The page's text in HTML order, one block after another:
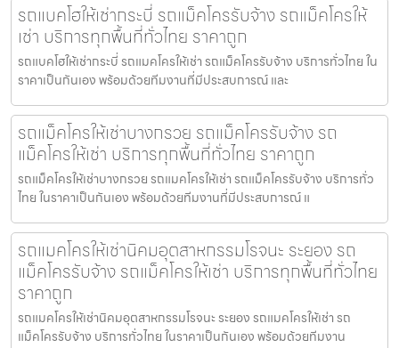
รถแบคโฮให้เช่ากระบี่ รถแม็คโครรับจ้าง รถแม็คโครให้
เช่า บริการทุกพื้นที่ทั่วไทย ราคาถูก
รถแบคโฮให้เช่ากระบี่ รถแมคโครให้เช่า รถแม็คโครรับจ้าง บริการทั่วไทย ใน
ราคาเป็นกันเอง พร้อมด้วยทีมงานที่มีประสบการณ์ และ
รถแม็คโครให้เช่าบางกรวย รถแม็คโครรับจ้าง รถ
แม็คโครให้เช่า บริการทุกพื้นที่ทั่วไทย ราคาถูก
รถแม็คโครให้เช่าบางกรวย รถแมคโครให้เช่า รถแม็คโครรับจ้าง บริการทั่ว
ไทย ในราคาเป็นกันเอง พร้อมด้วยทีมงานที่มีประสบการณ์ แ
รถแมคโครให้เช่านิคมอุตสาหกรรมโรจนะ ระยอง รถ
แม็คโครรับจ้าง รถแม็คโครให้เช่า บริการทุกพื้นที่ทั่วไทย
ราคาถูก
รถแมคโครให้เช่านิคมอุตสาหกรรมโรจนะ ระยอง รถแมคโครให้เช่า รถ
แม็คโครรับจ้าง บริการทั่วไทย ในราคาเป็นกันเอง พร้อมด้วยทีมงาน